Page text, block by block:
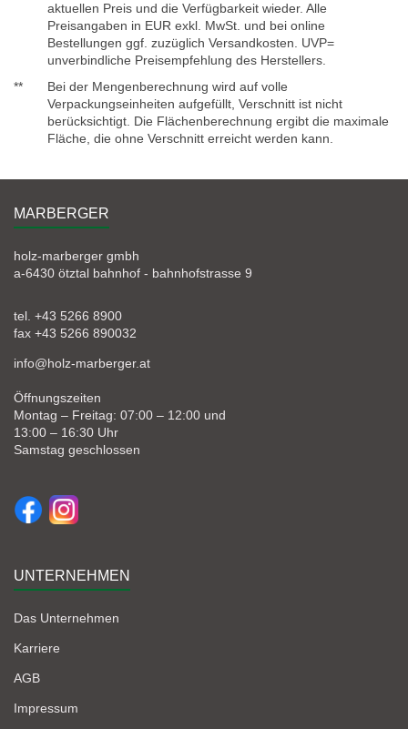
aktuellen Preis und die Verfügbarkeit wieder. Alle
Preisangaben in EUR exkl. MwSt. und bei online
Bestellungen ggf. zuzüglich Versandkosten. UVP=
unverbindliche Preisempfehlung des Herstellers.
**
Bei der Mengenberechnung wird auf volle
Verpackungseinheiten aufgefüllt, Verschnitt ist nicht
berücksichtigt. Die Flächenberechnung ergibt die maximale
Fläche, die ohne Verschnitt erreicht werden kann.
MARBERGER
holz-marberger gmbh
a-6430 ötztal bahnhof - bahnhofstrasse 9
tel. +43 5266 8900
fax +43 5266 890032
info@holz-marberger.at
Öffnungszeiten
Montag – Freitag: 07:00 – 12:00 und
13:00 – 16:30 Uhr
Samstag geschlossen
UNTERNEHMEN
Das Unternehmen
Karriere
AGB
Impressum